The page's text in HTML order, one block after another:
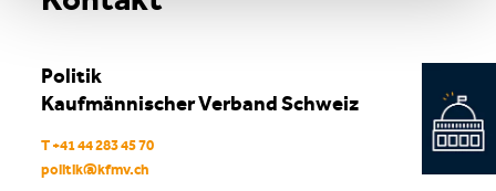
Politik
Kaufmännischer Verband Schweiz
T +41 44 283 45 70
politik@kfmv.ch